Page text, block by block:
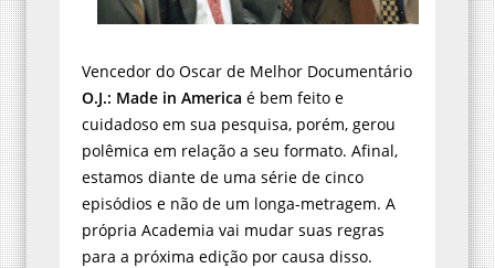
Vencedor do Oscar de Melhor Documentário
O.J.: Made in America é bem feito e
cuidadoso em sua pesquisa, porém, gerou
polêmica em relação a seu formato. Afinal,
estamos diante de uma série de cinco
episódios e não de um longa-metragem. A
própria Academia vai mudar suas regras
para a próxima edição por causa disso.